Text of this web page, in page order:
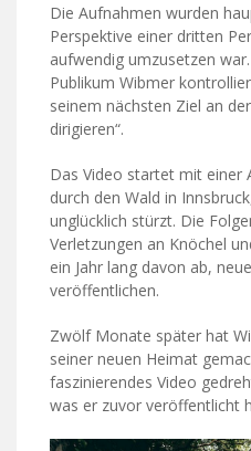
Die Aufnahmen wurden
Perspektive einer dritten
aufwendig umzusetzen
Publikum Wibmer
seinem nächsten Ziel an
dirigieren“.
Das Video startet mit einer
durch den Wald in
unglücklich stürzt. Die
Verletzungen an Knöchel
ein Jahr lang davon ab,
veröffentlichen.
Zwölf Monate später hat
seiner neuen Heimat
faszinierendes Video
was er zuvor veröffentlicht